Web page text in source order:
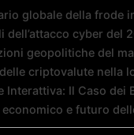
globale della frode
dell’attacco cyber del
geopolitiche del
criptovalute nella
Interattiva: Il Caso dei
economico e futuro